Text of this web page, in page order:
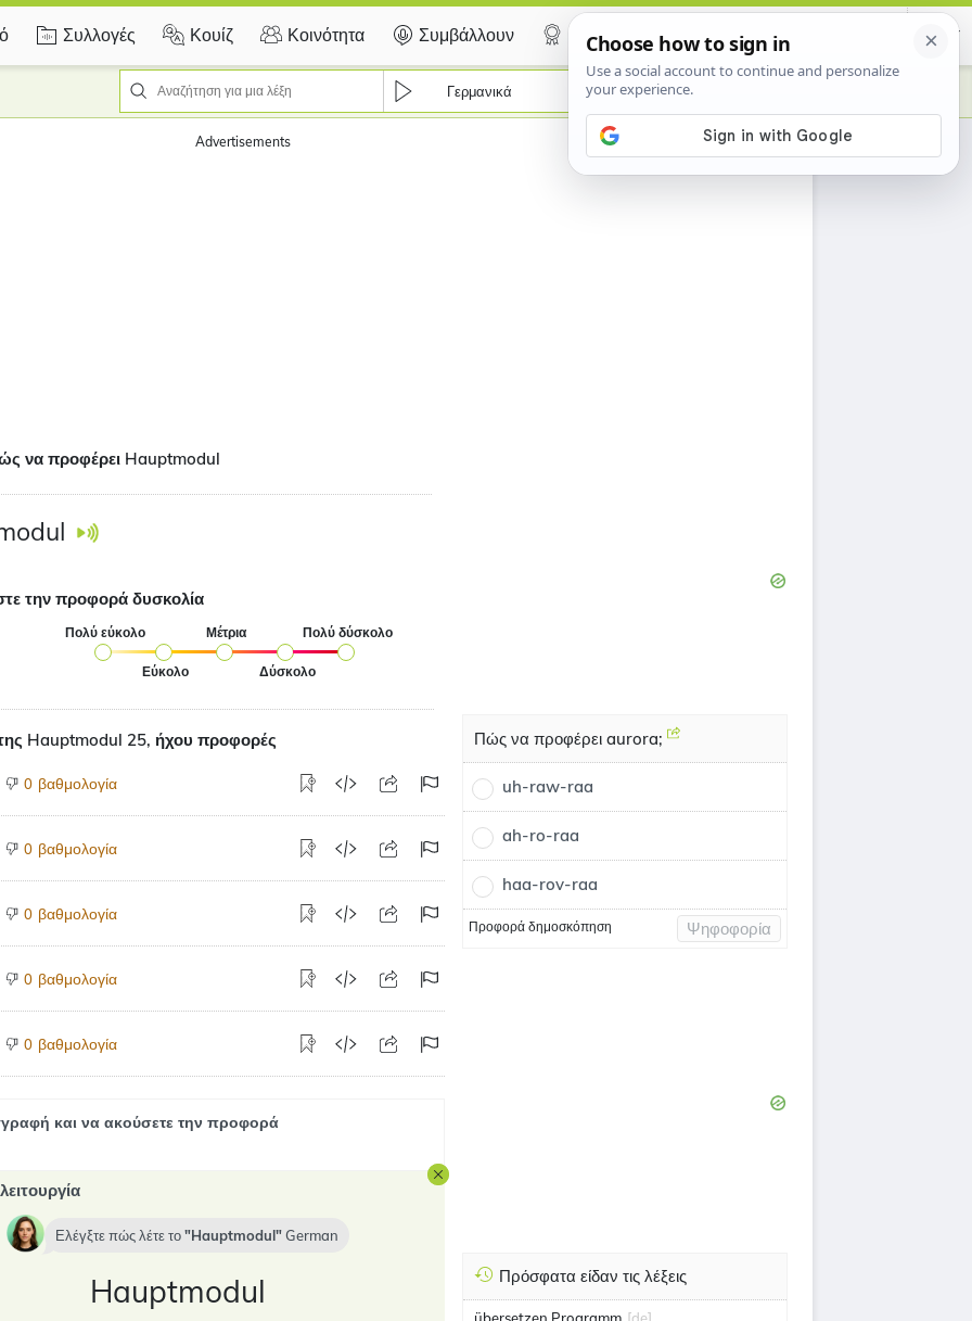
Συλλογές Κουίζ Κοινότητα Συμβάλλουν Certificate
Γερμανικά
Advertisements
να προφέρει Hauptmodul
την προφορά δυσκολία
Πολύ εύκολο
Εύκολο
Μέτρια
Δύσκολο
Πολύ δύσκολο
Hauptmodul 25, ήχου προφορές
0 βαθμολογία
0 βαθμολογία
0 βαθμολογία
0 βαθμολογία
0 βαθμολογία
και να ακούσετε την προφορά
Ελέγξτε πώς λέτε το Hauptmodul German
Hauptmodul
Πώς να προφέρει aurora;
uh-raw-raa
ah-ro-raa
haa-rov-raa
Προφορά δημοσκόπηση Ψηφοφορία
Πρόσφατα είδαν τις λέξεις